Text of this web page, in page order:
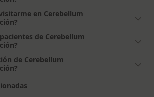
en Cerebellum
de Cerebellum
de Cerebellum